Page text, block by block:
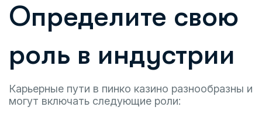
Определите свою
роль в индустрии
Карьерные пути в пинко казино разнообразны и
могут включать следующие роли: